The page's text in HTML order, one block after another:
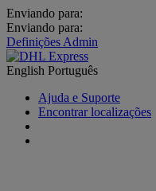
Enviando para:
Enviando para:
Definições Admin
English Português
Ajuda e Suporte
Encontrar localizações